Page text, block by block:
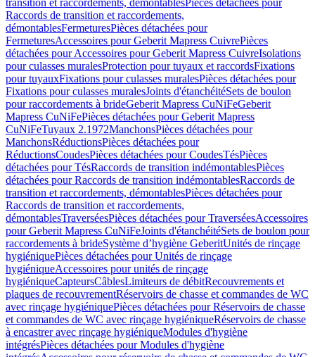
transition et raccordements, démontablesPièces détachées pour
Raccords de transition et raccordements,
démontablesFermeturesPièces détachées pour
FermeturesAccessoires pour Geberit Mapress CuivrePièces
détachées pour Accessoires pour Geberit Mapress CuivreIsolations
pour culasses muralesProtection pour tuyaux et raccordsFixations
pour tuyauxFixations pour culasses muralesPièces détachées pour
Fixations pour culasses muralesJoints d'étanchéitéSets de boulon
pour raccordements à brideGeberit Mapress CuNiFeGeberit
Mapress CuNiFePièces détachées pour Geberit Mapress
CuNiFeTuyaux 2.1972ManchonsPièces détachées pour
ManchonsRéductionsPièces détachées pour
RéductionsCoudesPièces détachées pour CoudesTésPièces
détachées pour TésRaccords de transition indémontablesPièces
détachées pour Raccords de transition indémontablesRaccords de
transition et raccordements, démontablesPièces détachées pour
Raccords de transition et raccordements,
démontablesTraverséesPièces détachées pour TraverséesAccessoires
pour Geberit Mapress CuNiFeJoints d'étanchéitéSets de boulon pour
raccordements à brideSystème d’hygiène GeberitUnités de rinçage
hygiéniquePièces détachées pour Unités de rinçage
hygiéniqueAccessoires pour unités de rinçage
hygiéniqueCapteursCâblesLimiteurs de débitRecouvrements et
plaques de recouvrementRéservoirs de chasse et commandes de WC
avec rinçage hygiéniquePièces détachées pour Réservoirs de chasse
et commandes de WC avec rinçage hygiéniqueRéservoirs de chasse
à encastrer avec rinçage hygiéniqueModules d'hygiène
intégrésPièces détachées pour Modules d'hygiène